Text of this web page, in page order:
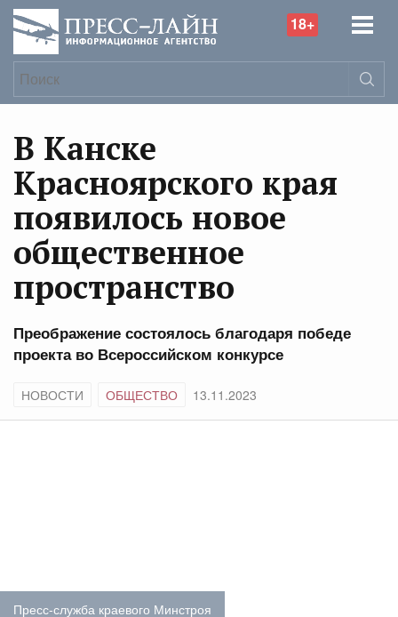
18+
В Канске
Красноярского края
появилось новое
общественное
пространство
Преображение состоялось благодаря победе
проекта во Всероссийском конкурсе
НОВОСТИ ОБЩЕСТВО 13.11.2023
Пресс-служба краевого Минстроя